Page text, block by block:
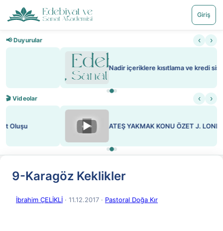
Giriş
📢 Duyurular ‹ ›
Nadir içeriklere kısıtlama ve kredi sistemi getirildi
🎬 Videolar ‹ ›
ATEŞ YAKMAK KONU ÖZET J. LONDON
9-Karagöz Keklikler
İbrahim ÇELİKLİ · 11.12.2017 · Pastoral Doğa Kır